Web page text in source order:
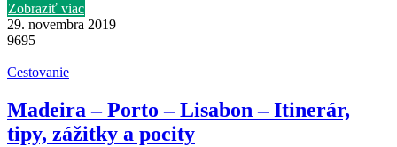
Zobraziť viac
29. novembra 2019
9695
Cestovanie
Madeira – Porto – Lisabon – Itinerár,
tipy, zážitky a pocity